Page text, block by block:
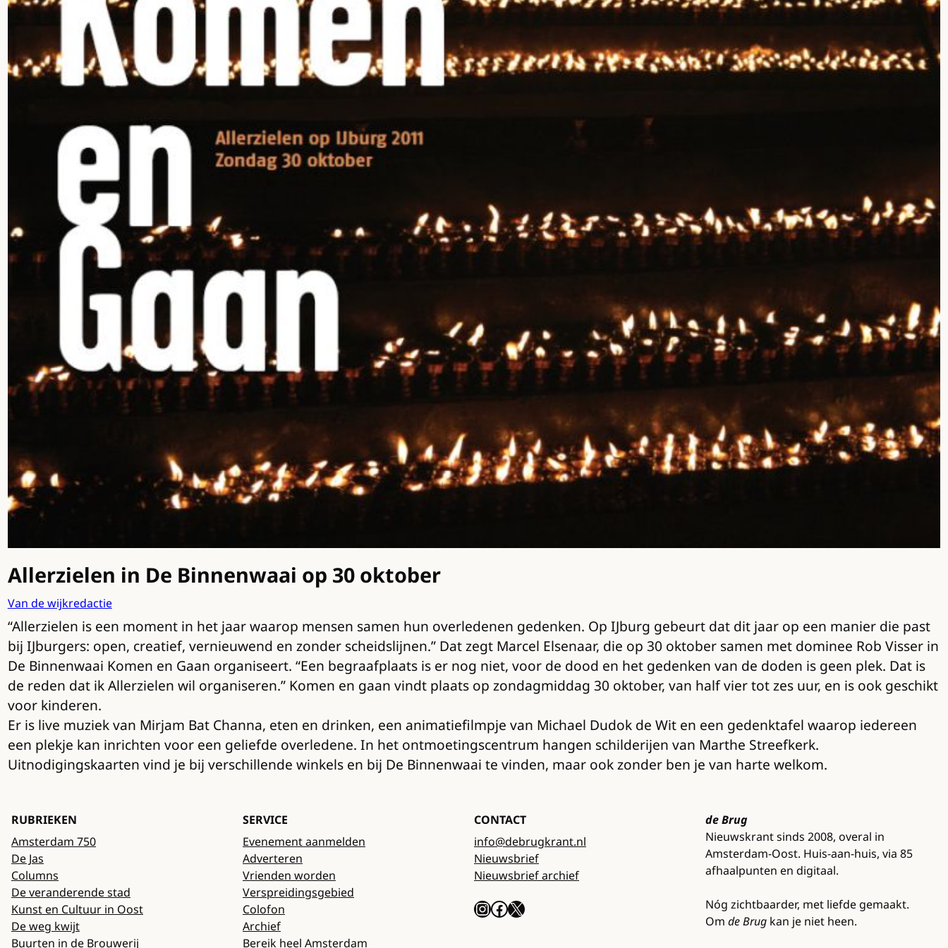
Allerzielen in De Binnenwaai op 30 oktober
Van de wijkredactie
“Allerzielen is een moment in het jaar waarop mensen samen hun overledenen gedenken. Op IJburg gebeurt dat dit jaar op een manier die past
bij IJburgers: open, creatief, vernieuwend en zonder scheidslijnen.” Dat zegt Marcel Elsenaar, die op 30 oktober samen met dominee Rob Visser in
De Binnenwaai Komen en Gaan organiseert. “Een begraafplaats is er nog niet, voor de dood en het gedenken van de doden is geen plek. Dat is
de reden dat ik Allerzielen wil organiseren.” Komen en gaan vindt plaats op zondagmiddag 30 oktober, van half vier tot zes uur, en is ook geschikt
voor kinderen.
Er is live muziek van Mirjam Bat Channa, eten en drinken, een animatiefilmpje van Michael Dudok de Wit en een gedenktafel waarop iedereen
een plekje kan inrichten voor een geliefde overledene. In het ontmoetingscentrum hangen schilderijen van Marthe Streefkerk.
Uitnodigingskaarten vind je bij verschillende winkels en bij De Binnenwaai te vinden, maar ook zonder ben je van harte welkom.
RUBRIEKEN
Amsterdam 750
De Jas
Columns
De veranderende stad
Kunst en Cultuur in Oost
De weg kwijt
Buurten in de Brouwerij
SERVICE
Evenement aanmelden
Adverteren
Vrienden worden
Verspreidingsgebied
Colofon
Archief
Bereik heel Amsterdam
CONTACT
info@debrugkrant.nl
Nieuwsbrief
Nieuwsbrief archief
InstagramFacebook X
de Brug
Nieuwskrant sinds 2008, overal in
Amsterdam-Oost. Huis-aan-huis, via 85
afhaalpunten en digitaal.
Nóg zichtbaarder, met liefde gemaakt.
Om de Brug kan je niet heen.